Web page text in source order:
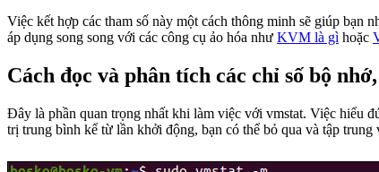
Việc kết hợp các tham số này một cách thông minh sẽ giúp bạn
áp dụng song song với các công cụ ảo hóa như KVM là gì hoặc
Cách đọc và phân tích các chỉ số bộ
Đây là phần quan trọng nhất khi làm việc với vmstat. Việc hiểu
trị trung bình kể từ lần khởi động, bạn có thể bỏ qua và tập trung